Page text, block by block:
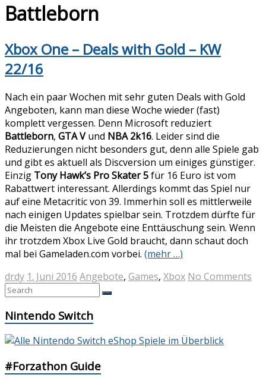
Battleborn
Xbox One – Deals with Gold – KW
22/16
Nach ein paar Wochen mit sehr guten Deals with Gold
Angeboten, kann man diese Woche wieder (fast)
komplett vergessen. Denn Microsoft reduziert
Battleborn, GTA Vund NBA 2k16. Leider sind die
Reduzierungen nicht besonders gut, denn alle Spiele gab
und gibt es aktuell als Discversion um einiges günstiger.
Einzig Tony Hawk’s Pro Skater 5für 16 Euro ist vom
Rabattwert interessant. Allerdings kommt das Spiel nur
auf eine Metacritic von 39. Immerhin soll es mittlerweile
nach einigen Updates spielbar sein. Trotzdem dürfte für
die Meisten die Angebote eine Enttäuschung sein. Wenn
ihr trotzdem Xbox Live Gold braucht, dann schaut doch
mal bei Gameladen.com vorbei. (mehr …)
drdy 1. Juni 2016 Angebote, Games, Xbox No Comments
Nintendo Switch
#Forzathon Guide